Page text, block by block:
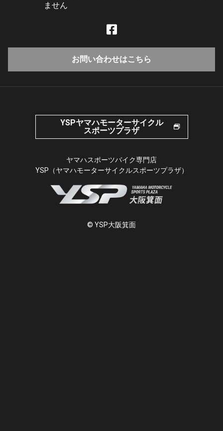
ません
お問い合わせはこちら
YSPヤマハモーターサイクル
スポーツプラザ
ヤマハスポーツバイク専門店
YSP（ヤマハモーターサイクルスポーツプラザ）
© YSP大阪箕面